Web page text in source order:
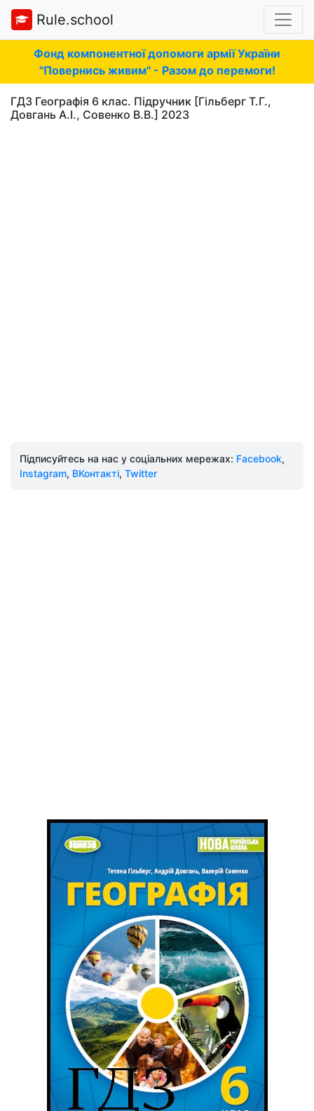
Rule.school
Фонд компонентної допомоги армії України
"Повернись живим" - Разом до перемоги!
ГДЗ Географія 6 клас. Підручник [Гільберг Т.Г.,
Довгань А.І., Совенко В.В.] 2023
Підписуйтесь на нас у соціальних мережах: Facebook,
Instagram, ВКонтакті, Twitter